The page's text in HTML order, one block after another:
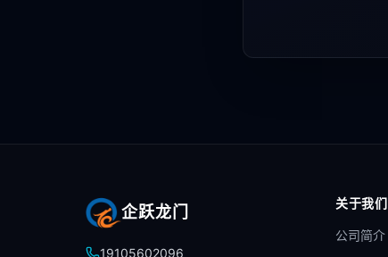
企跃龙门
19105602096
关于我们
公司简介